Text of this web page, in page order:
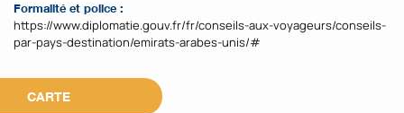
Formalité et police :
https://www.diplomatie.gouv.fr/fr/conseils-aux-voyageurs/conseils-
par-pays-destination/emirats-arabes-unis/#
CARTE